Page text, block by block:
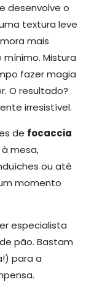
desenvolve o
textura leve
mais
Mistura
fazer magia
O resultado?
irresistível.
de focaccia
mesa,
ou até
momento
especialista
pão. Bastam
para a